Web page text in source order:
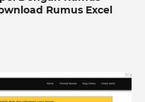
Rumus Excel